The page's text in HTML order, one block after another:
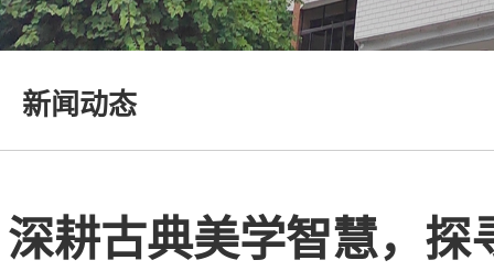
新闻动态
深耕古典美学智慧，